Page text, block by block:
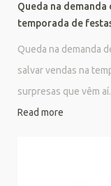
Queda na demanda
temporada de
Queda na demanda
salvar vendas na
surpresas que vêm
Read more